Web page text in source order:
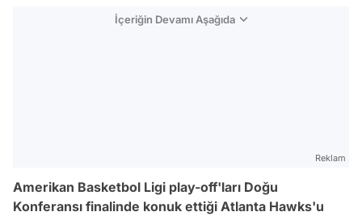
İçeriğin Devamı Aşağıda
Reklam
Amerikan Basketbol Ligi play-off'ları Doğu
Konferansı finalinde konuk ettiği Atlanta Hawks'u